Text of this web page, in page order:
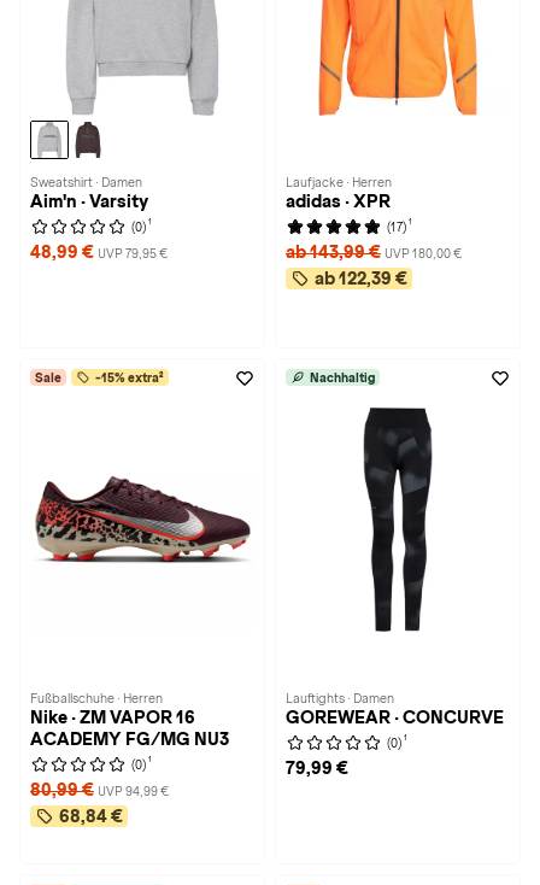
Sweatshirt · Damen
Aim'n · Varsity
(0) 1
48,99 € UVP 79,95 €
Laufjacke · Herren
adidas · XPR
(17) 1
ab 143,99 € UVP 180,00 €
ab 122,39 €
Sale -15% extra²
Fußballschuhe · Herren
Nike · ZM VAPOR 16
ACADEMY FG/MG NU3
(0) 1
80,99 € UVP 94,99 €
68,84 €
Nachhaltig
Lauftights · Damen
GOREWEAR · CONCURVE
(0) 1
79,99 €